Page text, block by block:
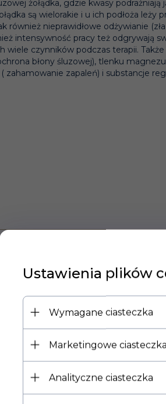
żołądka, gdzie kwasy
są wielorakie i u ich podłoża
również nieprawidłowe odżywianie
intensywność pracy też odgrywają
czynników podczas terapii.
błony śluzowej), tlenku
zahamowanie zapaleń) i substancje
Ustawienia plików
Wymagane ciasteczka
Marketingowe ciasteczka
Analityczne ciasteczka